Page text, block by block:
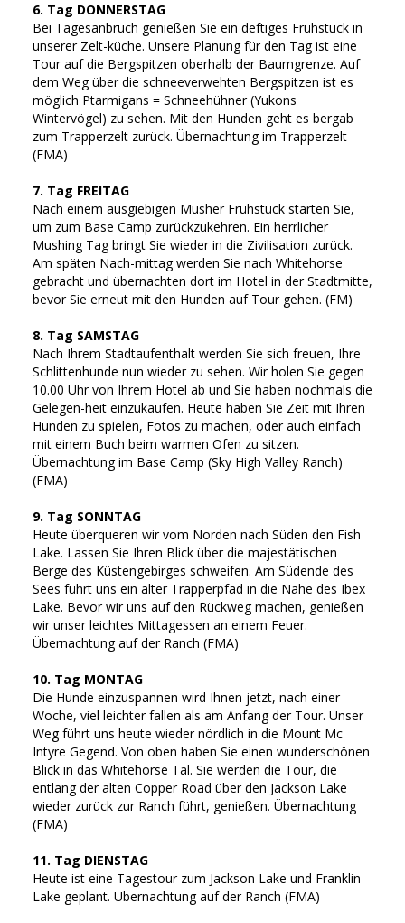
6. Tag DONNERSTAG
Bei Tagesanbruch genießen Sie ein deftiges Frühstück in
unserer Zelt-küche. Unsere Planung für den Tag ist eine
Tour auf die Bergspitzen oberhalb der Baumgrenze. Auf
dem Weg über die schneeverwehten Bergspitzen ist es
möglich Ptarmigans = Schneehühner (Yukons
Wintervögel) zu sehen. Mit den Hunden geht es bergab
zum Trapperzelt zurück. Übernachtung im Trapperzelt
(FMA)
7. Tag FREITAG
Nach einem ausgiebigen Musher Frühstück starten Sie,
um zum Base Camp zurückzukehren. Ein herrlicher
Mushing Tag bringt Sie wieder in die Zivilisation zurück.
Am späten Nach-mittag werden Sie nach Whitehorse
gebracht und übernachten dort im Hotel in der Stadtmitte,
bevor Sie erneut mit den Hunden auf Tour gehen. (FM)
8. Tag SAMSTAG
Nach Ihrem Stadtaufenthalt werden Sie sich freuen, Ihre
Schlittenhunde nun wieder zu sehen. Wir holen Sie gegen
10.00 Uhr von Ihrem Hotel ab und Sie haben nochmals die
Gelegen-heit einzukaufen. Heute haben Sie Zeit mit Ihren
Hunden zu spielen, Fotos zu machen, oder auch einfach
mit einem Buch beim warmen Ofen zu sitzen.
Übernachtung im Base Camp (Sky High Valley Ranch)
(FMA)
9. Tag SONNTAG
Heute überqueren wir vom Norden nach Süden den Fish
Lake. Lassen Sie Ihren Blick über die majestätischen
Berge des Küstengebirges schweifen. Am Südende des
Sees führt uns ein alter Trapperpfad in die Nähe des Ibex
Lake. Bevor wir uns auf den Rückweg machen, genießen
wir unser leichtes Mittagessen an einem Feuer.
Übernachtung auf der Ranch (FMA)
10. Tag MONTAG
Die Hunde einzuspannen wird Ihnen jetzt, nach einer
Woche, viel leichter fallen als am Anfang der Tour. Unser
Weg führt uns heute wieder nördlich in die Mount Mc
Intyre Gegend. Von oben haben Sie einen wunderschönen
Blick in das Whitehorse Tal. Sie werden die Tour, die
entlang der alten Copper Road über den Jackson Lake
wieder zurück zur Ranch führt, genießen. Übernachtung
(FMA)
11. Tag DIENSTAG
Heute ist eine Tagestour zum Jackson Lake und Franklin
Lake geplant. Übernachtung auf der Ranch (FMA)